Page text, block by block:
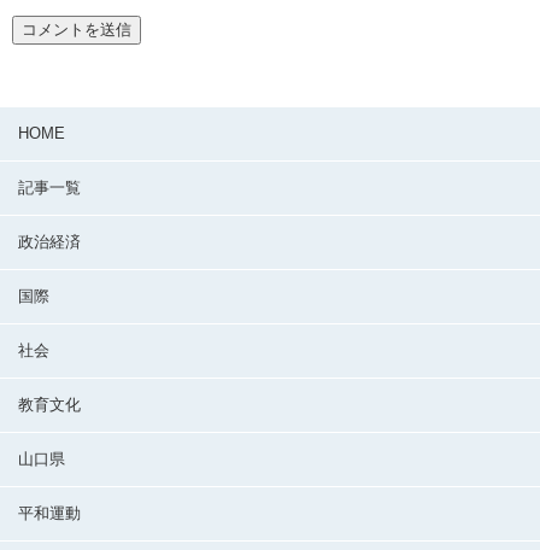
HOME
記事一覧
政治経済
国際
社会
教育文化
山口県
平和運動